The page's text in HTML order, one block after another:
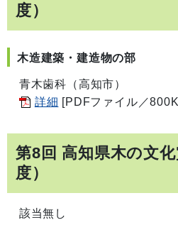
度）
木造建築・建造物の部
青木歯科（高知市）
詳細 [PDFファイル／
第8回 高知県木の文
度）
該当無し